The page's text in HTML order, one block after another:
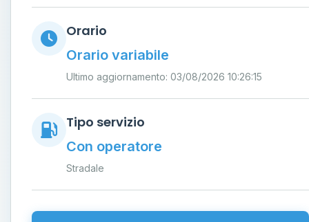
Orario
Orario variabile
Ultimo aggiornamento: 03/08/2026 10:26:15
Tipo servizio
Con operatore
Stradale